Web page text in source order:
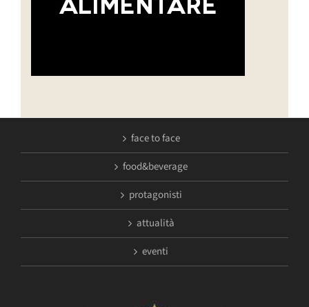
face to face
food&beverage
protagonisti
attualità
eventi